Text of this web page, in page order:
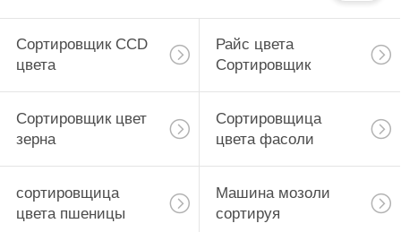
Сортировщик CCD
цвета
Райс цвета
Сортировщик
Сортировщик цвет
зерна
Сортировщица
цвета фасоли
сортировщица
цвета пшеницы
Машина мозоли
сортируя